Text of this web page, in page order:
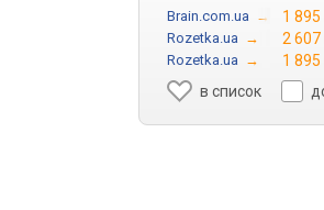
Brain.com.ua → 1 895
Rozetka.ua → 2 607
Rozetka.ua →
1 895
в список